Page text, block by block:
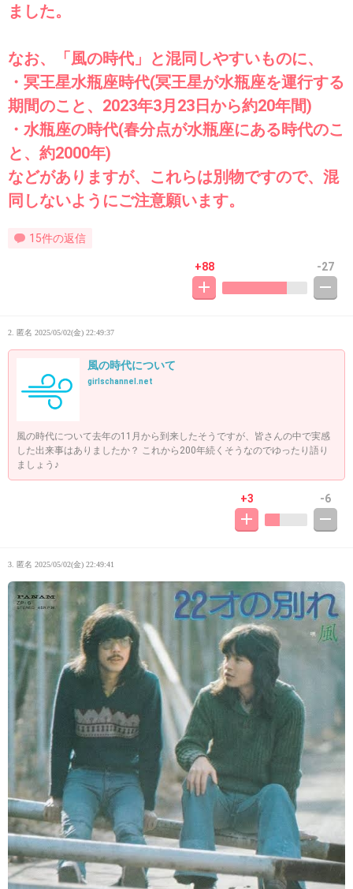
ました。
なお、「風の時代」と混同しやすいものに、
・冥王星水瓶座時代(冥王星が水瓶座を運行する
期間のこと、2023年3月23日から約20年間)
・水瓶座の時代(春分点が水瓶座にある時代のこ
と、約2000年)
などがありますが、これらは別物ですので、混
同しないようにご注意願います。
15件の返信
+88 -27
2. 匿名 2025/05/02(金) 22:49:37
風の時代について
girlschannel.net
風の時代について去年の11月から到来したそうですが、皆さんの中で実感
した出来事はありましたか？ これから200年続くそうなのでゆったり語り
ましょう♪
+3 -6
3. 匿名 2025/05/02(金) 22:49:41